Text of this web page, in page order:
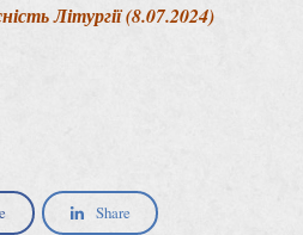
Літургії (8.07.2024)
Share